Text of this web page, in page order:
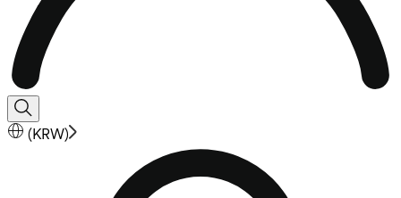
(KRW)